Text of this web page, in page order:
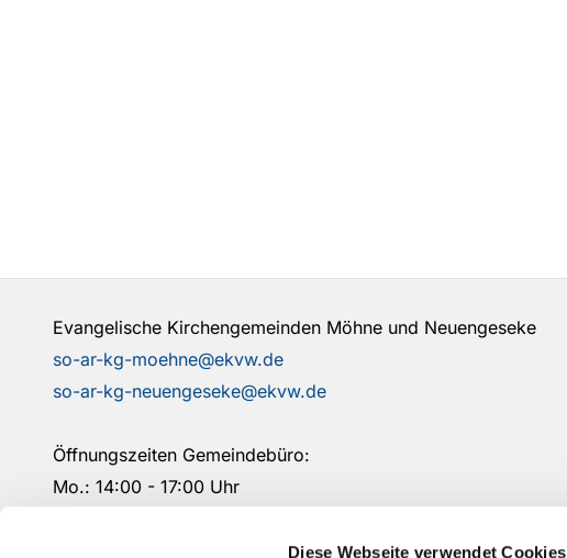
Diese Webseite verwendet Cookies
Evangelische Kirchengemeinden Möhne und Neuengeseke
so-ar-kg-moehne@ekvw.de
so-ar-kg-neuengeseke@ekvw.de
Öffnungszeiten Gemeindebüro:
Mo.: 14:00 - 17:00 Uhr